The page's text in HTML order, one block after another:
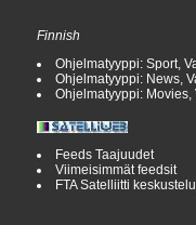
Finnish
Ohjelmatyyppi: Sport,
Ohjelmatyyppi: News,
Ohjelmatyyppi: Movies,
Feeds Taajuudet
Viimeisimmät feedsit
FTA Satelliitti